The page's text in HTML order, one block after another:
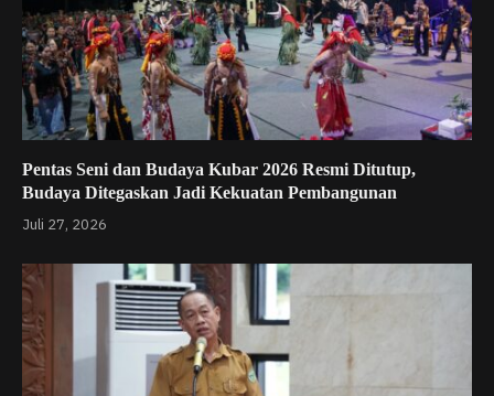
Pentas Seni dan Budaya Kubar 2026 Resmi Ditutup,
Budaya Ditegaskan Jadi Kekuatan Pembangunan
Juli 27, 2026